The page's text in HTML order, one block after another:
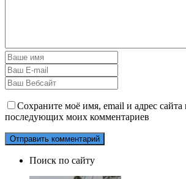
Сохраните моё имя, email и адрес сайта
последующих моих комментариев
Поиск по сайту